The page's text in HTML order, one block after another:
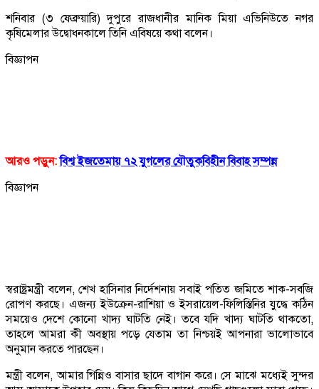
শনিবার (৩ ফেব্রুয়ারি) দুপুরে রাজধানীর মানিক মিয়া এভিনিউতে নগর
কৃষিমেলার উদ্বোধনকালে তিনি এবিষয়ে কথা বলেন।
বিজ্ঞাপন
আরও পড়ুন: বিশ্ব ইজতেমায় ৭২ যুগলের যৌতুকবিহীন বিবাহ সম্পন্ন
বিজ্ঞাপন
স্বরাষ্ট্রমন্ত্রী বলেন, শেখ হাসিনার নির্দেশনায় সবাই পতিত জমিতে শাক-সবজি
রোপণ করছে। এজন্য ইউক্রেন-রাশিয়া ও ইসরায়েল-ফিলিস্তিনির যুদ্ধে কঠিন
সময়েও দেশে কোনো খাদ্য ঘাটতি নেই। তবে যদি খাদ্য ঘাটতি থাকতো,
তাহলে আমরা কী অবস্থায় পড়ে যেতাম তা নিশ্চয়ই আপনারা ভালোভাবে
অনুমান করতে পারছেন।
মন্ত্রী বলেন, আমার গিন্নিও বাসার ছাদে বাগান করে। সে মাঝে মধ্যেই সুন্দর